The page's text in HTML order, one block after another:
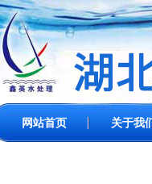
网站首页 关于我